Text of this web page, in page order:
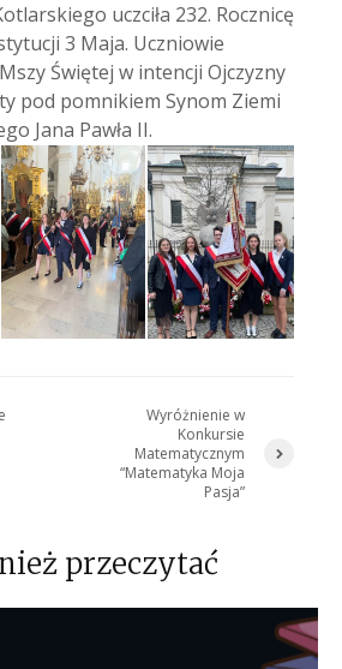
uczciła 232. Rocznicę
3 Maja. Uczniowie
Świętej w intencji Ojczyzny
pod pomnikiem Synom Ziemi
Jana Pawła II.
Wyróżnienie w
Konkursie
Matematycznym
“Matematyka Moja
Pasja”
przeczytać